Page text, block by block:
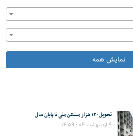
نمایش همه
تحویل ۱۲۰ هزار مسکن ملی تا پایان سال
۹ اردیبهشت ۰۴ - ۱۴:۵۹